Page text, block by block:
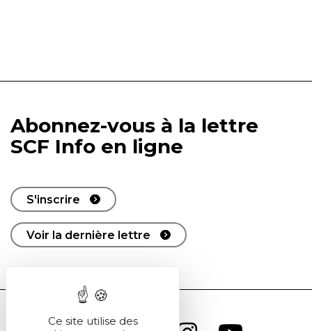
Abonnez-vous à la lettre
SCF Info en ligne
S'inscrire
Voir la dernière lettre
Ce site utilise des